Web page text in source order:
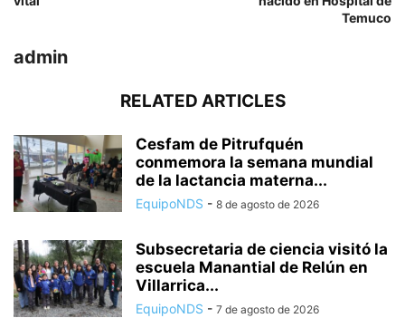
Temuco
admin
RELATED ARTICLES
Cesfam de Pitrufquén
conmemora la semana mundial
de la lactancia materna...
EquipoNDS - 8 de agosto de 2026
Subsecretaria de ciencia visitó la
escuela Manantial de Relún en
Villarrica...
EquipoNDS - 7 de agosto de 2026